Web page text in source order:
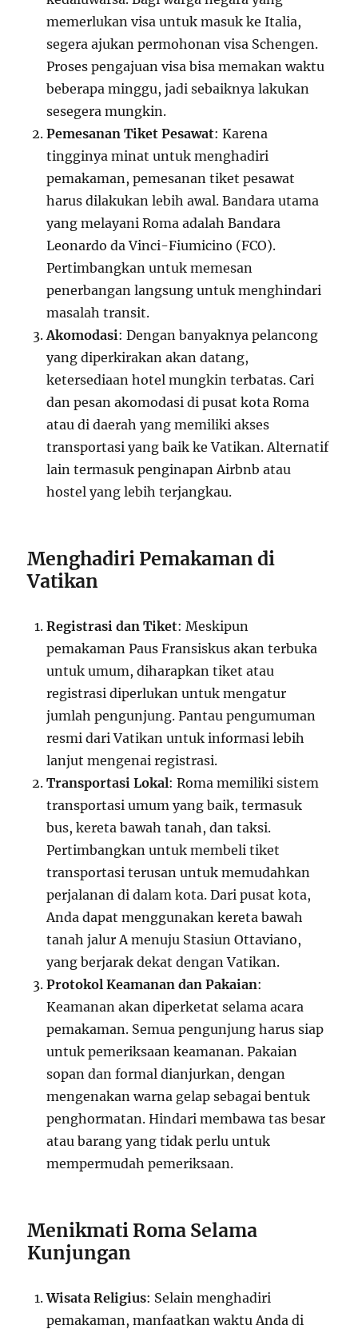
memerlukan visa untuk masuk ke Italia,
segera ajukan permohonan visa Schengen.
Proses pengajuan visa bisa memakan waktu
beberapa minggu, jadi sebaiknya lakukan
sesegera mungkin.
Pemesanan Tiket Pesawat: Karena
tingginya minat untuk menghadiri
pemakaman, pemesanan tiket pesawat
harus dilakukan lebih awal. Bandara utama
yang melayani Roma adalah Bandara
Leonardo da Vinci-Fiumicino (FCO).
Pertimbangkan untuk memesan
penerbangan langsung untuk menghindari
masalah transit.
Akomodasi: Dengan banyaknya pelancong
yang diperkirakan akan datang,
ketersediaan hotel mungkin terbatas. Cari
dan pesan akomodasi di pusat kota Roma
atau di daerah yang memiliki akses
transportasi yang baik ke Vatikan. Alternatif
lain termasuk penginapan Airbnb atau
hostel yang lebih terjangkau.
Menghadiri Pemakaman di
Vatikan
Registrasi dan Tiket: Meskipun
pemakaman Paus Fransiskus akan terbuka
untuk umum, diharapkan tiket atau
registrasi diperlukan untuk mengatur
jumlah pengunjung. Pantau pengumuman
resmi dari Vatikan untuk informasi lebih
lanjut mengenai registrasi.
Transportasi Lokal: Roma memiliki sistem
transportasi umum yang baik, termasuk
bus, kereta bawah tanah, dan taksi.
Pertimbangkan untuk membeli tiket
transportasi terusan untuk memudahkan
perjalanan di dalam kota. Dari pusat kota,
Anda dapat menggunakan kereta bawah
tanah jalur A menuju Stasiun Ottaviano,
yang berjarak dekat dengan Vatikan.
Protokol Keamanan dan Pakaian:
Keamanan akan diperketat selama acara
pemakaman. Semua pengunjung harus siap
untuk pemeriksaan keamanan. Pakaian
sopan dan formal dianjurkan, dengan
mengenakan warna gelap sebagai bentuk
penghormatan. Hindari membawa tas besar
atau barang yang tidak perlu untuk
mempermudah pemeriksaan.
Menikmati Roma Selama
Kunjungan
Wisata Religius: Selain menghadiri
pemakaman, manfaatkan waktu Anda di